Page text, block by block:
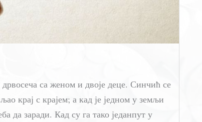
са женом и двоје деце. Синчић се
крај с крајем; а кад је једном у земљи
да заради. Кад су га тако једанпут у